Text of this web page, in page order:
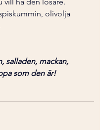
olivolja
salladen, mackan,
som den är!